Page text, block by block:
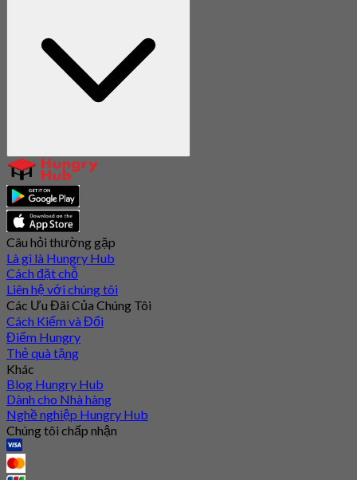
Câu hỏi thường gặp
Là gì là Hungry Hub
Cách đặt chỗ
Liên hệ với chúng tôi
Các Ưu Đãi Của Chúng Tôi
Cách Kiếm và Đổi
Điểm Hungry
Thẻ quà tặng
Khác
Blog Hungry Hub
Dành cho Nhà hàng
Nghề nghiệp Hungry Hub
Chúng tôi chấp nhận